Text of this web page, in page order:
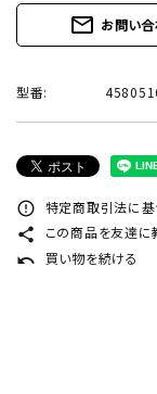
mail_outline お問い
型番:
error_outline 特定商取引法に
share この商品を友達に
undo 買い物を続ける